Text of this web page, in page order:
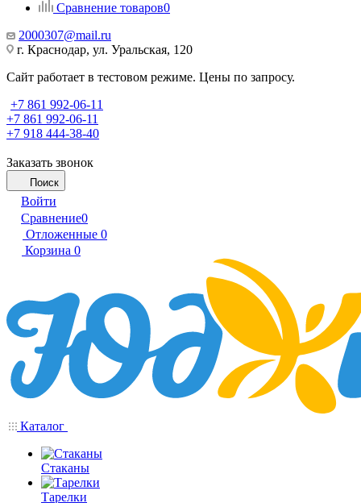
Сравнение товаров0
2000307@mail.ru
г. Краснодар, ул. Уральская, 120
Сайт работает в тестовом режиме. Цены по запросу.
+7 861 992-06-11
+7 861 992-06-11
+7 918 444-38-40
Заказать звонок
Поиск
Войти
Сравнение0
Отложенные 0
Корзина 0
Каталог
Стаканы
Тарелки